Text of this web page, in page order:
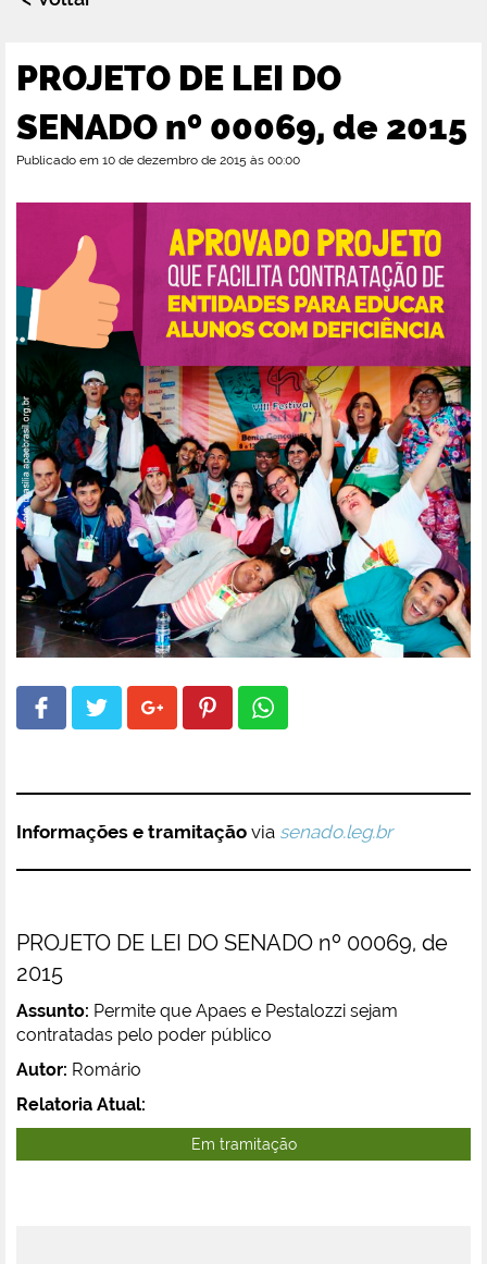
PROJETO DE LEI DO
SENADO nº 00069, de 2015
Publicado em 10 de dezembro de 2015 às 00:00
Informações e tramitação via senado.leg.br
PROJETO DE LEI DO SENADO nº 00069, de
2015
Assunto: Permite que Apaes e Pestalozzi sejam
contratadas pelo poder público
Autor: Romário
Relatoria Atual:
Em tramitação